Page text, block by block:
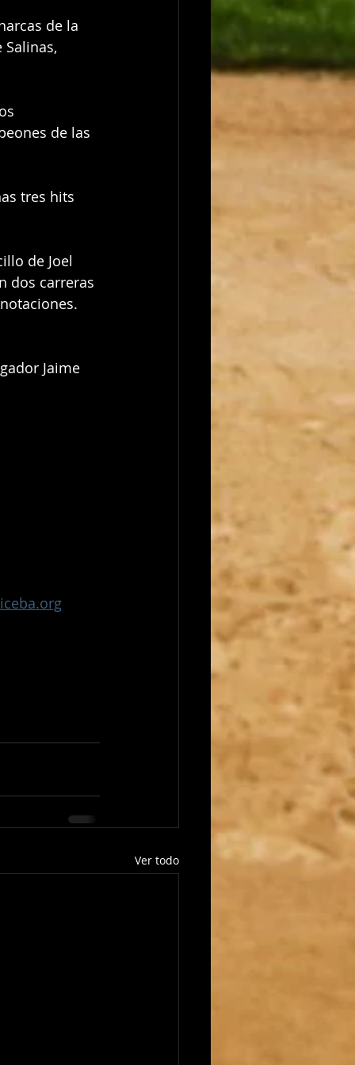
de la
de las
tres hits
de Joel
dos carreras
Jaime
Ver todo